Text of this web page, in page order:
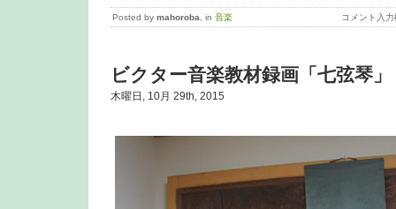
Posted by mahoroba , in 音楽 コメント入力
ビクター音楽教材録画「七弦琴」
木曜日, 10月 29th, 2015